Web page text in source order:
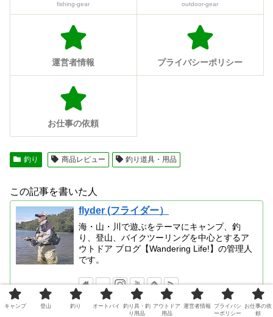
fishing-gear outdoor-gear
運営者情報 プライバシーポリシー
お仕事の依頼
釣り 商品レビュー 釣り道具・用品
この記事を書いた人
flyder (フライダー）
海・山・川で遊ぶをテーマにキャンプ、釣
り、登山、バイクツーリングを中心とするア
ウトドア ブログ【Wandering Life!】の管理人
です。
キャンプ 登山 釣り オートバイ 釣り具・釣
り用品
アウトドア
用品
運営者情報
プライバシ
ーポリシー
お仕事の依
頼